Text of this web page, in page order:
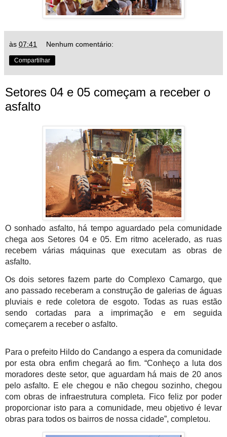
às 07:41 Nenhum comentário:
Compartilhar
Setores 04 e 05 começam a receber o
asfalto
O sonhado asfalto, há tempo aguardado pela comunidade
chega aos Setores 04 e 05. Em ritmo acelerado, as ruas
recebem várias máquinas que executam as obras de
asfalto.
Os dois setores fazem parte do Complexo Camargo, que
ano passado receberam a construção de galerias de águas
pluviais e rede coletora de esgoto. Todas as ruas estão
sendo cortadas para a imprimação e em seguida
começarem a receber o asfalto.
Para o prefeito Hildo do Candango a espera da comunidade
por esta obra enfim chegará ao fim. “Conheço a luta dos
moradores deste setor, que aguardam há mais de 20 anos
pelo asfalto. E ele chegou e não chegou sozinho, chegou
com obras de infraestrutura completa. Fico feliz por poder
proporcionar isto para a comunidade, meu objetivo é levar
obras para todos os bairros de nossa cidade”, completou.